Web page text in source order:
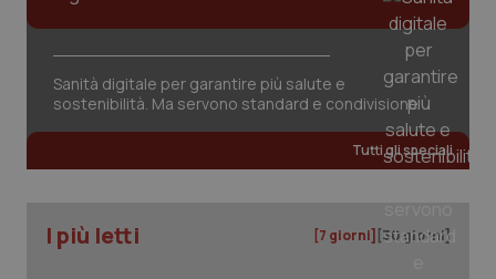
Sanità digitale per garantire più salute e
sostenibilità. Ma servono standard e condivisione
Tutti gli speciali
I più letti [7 giorni] [30 giorni]
_ga
Google LLC
.quotidianosanita.it